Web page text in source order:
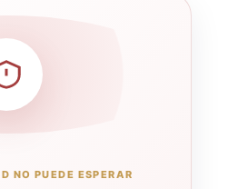
NO PUEDE ESPERAR